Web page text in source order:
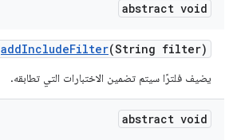
abstract void
addIncludeFilter(String filter)
يضيف فلترًا سيتم تضمين الاختبارات التي تطابقه.
abstract void